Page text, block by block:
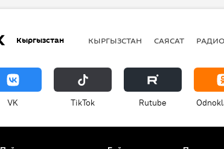
Кыргызстан КЫРГЫЗСТАН САЯСАТ РАДИО
VK ТikТоk Rutube